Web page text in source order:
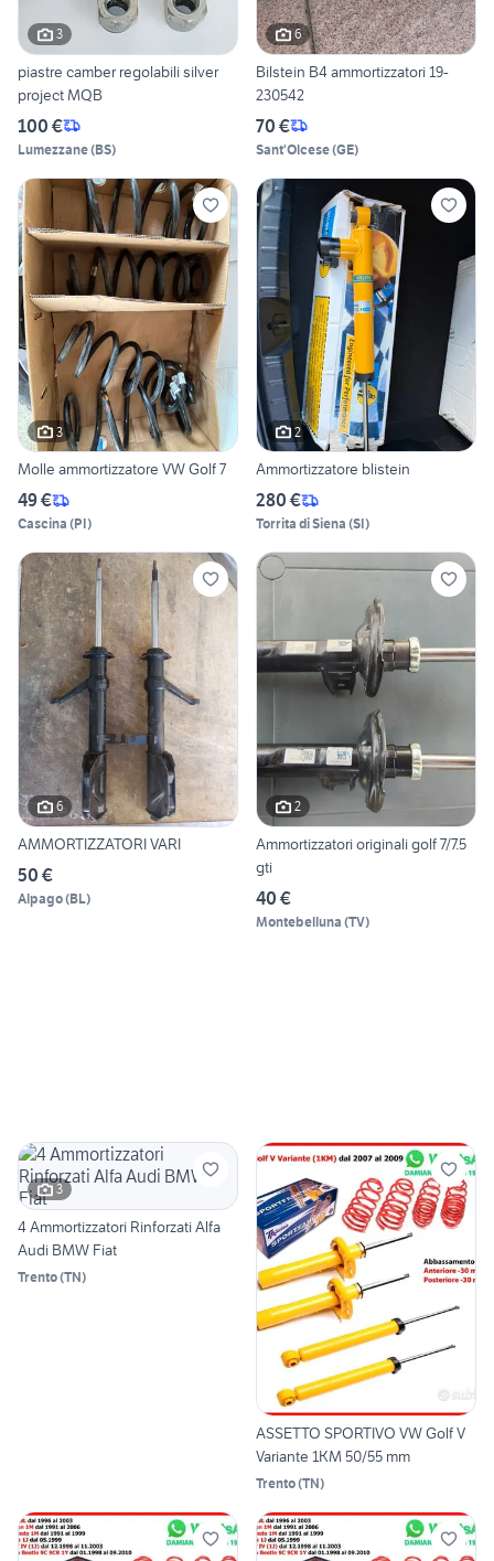
3
piastre camber regolabili silver
project MQB
100 €
Lumezzane(BS)
6
Bilstein B4 ammortizzatori 19-
230542
70 €
Sant'Olcese(GE)
3
Molle ammortizzatore VW Golf 7
49 €
Cascina (PI)
2
Ammortizzatore blistein
280 €
Torrita di Siena (SI)
6
AMMORTIZZATORI VARI
50 €
Alpago(BL)
2
Ammortizzatori originali golf 7/7.5
gti
40 €
Montebelluna (TV)
3
4 Ammortizzatori Rinforzati Alfa
Audi BMW Fiat
Trento(TN)
ASSETTO SPORTIVO VW Golf V
Variante 1KM 50/55 mm
Trento(TN)